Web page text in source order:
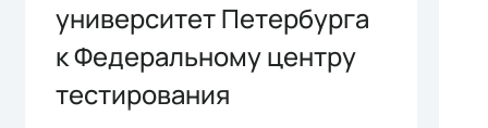
университет Петербурга
к Федеральному центру
тестирования